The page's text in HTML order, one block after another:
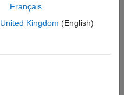
Français
United Kingdom (English)